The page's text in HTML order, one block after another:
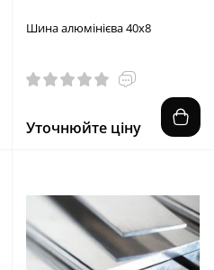
Шина алюмінієва 40х8
Уточнюйте ціну